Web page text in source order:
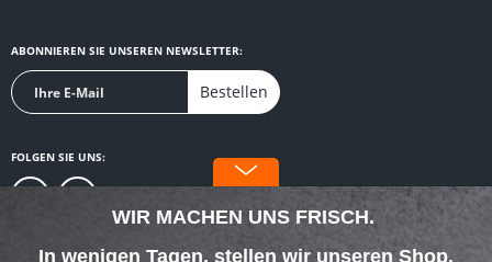
ABONNIEREN SIE UNSEREN NEWSLETTER:
Bestellen
FOLGEN SIE UNS:
WIR MACHEN UNS FRISCH.
In wenigen Tagen, stellen wir unseren Shop,